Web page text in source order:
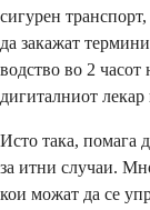
сигурен
да закажат
водство во 2 часот
дигиталниот
Исто така, помага
за итни случаи.
кои можат да се